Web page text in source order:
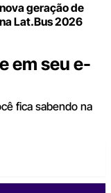
geração de
Lat.Bus 2026
em seu e-
fica sabendo na